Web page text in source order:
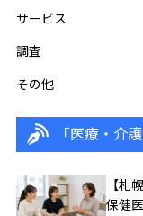
サービス
調査
その他
「医療・介
【札
保健